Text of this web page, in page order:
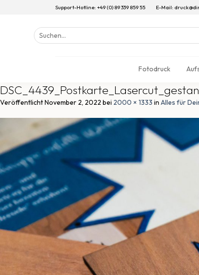
Support-Hotline: +49 (0) 89 339 859 55 E-Mail:
Suchen
nach:
Fotodruck
VeröffentlichtNovember 2, 2022 bei 2000 × 1333 in Alles für